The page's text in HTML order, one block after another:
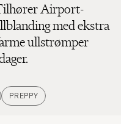
Airport-
med ekstra
ullstrømper
PREPPY